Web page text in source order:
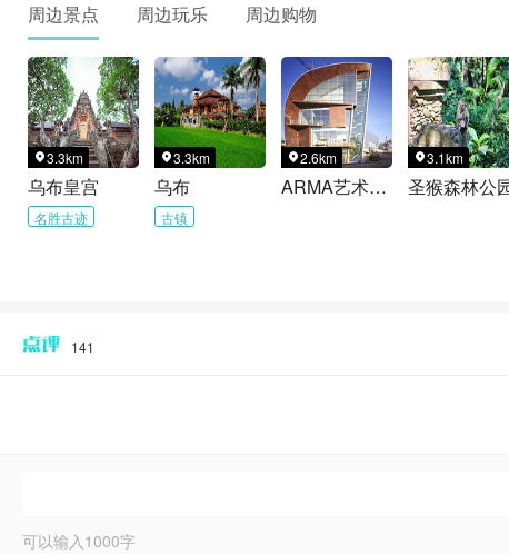
周边景点 周边玩乐 周边购物
3.3km
乌布皇宫
名胜古迹
3.3km
乌布
古镇
2.6km
ARMA艺术博物馆
3.1km
圣猴森林公
141
可以输入1000字